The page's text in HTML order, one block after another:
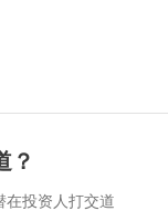
？
在投资人打交道